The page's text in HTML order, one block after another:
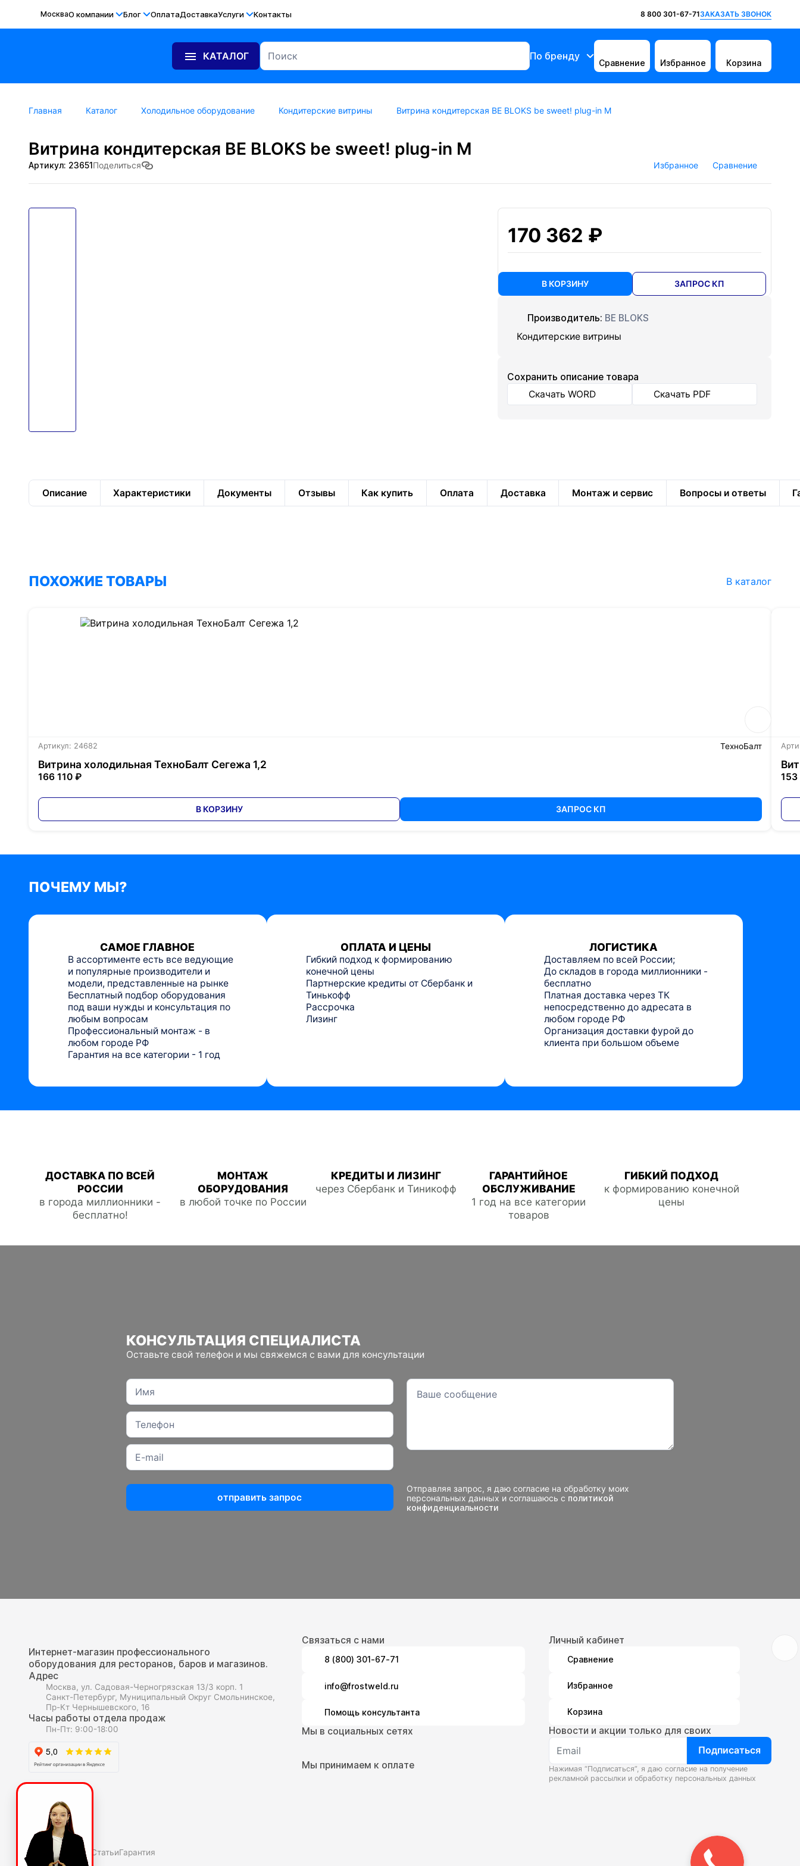
МоскваО компании Блог ОплатаДоставкаУслуги Контакты 8 800 301-67-71ЗАКАЗАТЬ ЗВОНОК
КАТАЛОГ По бренду
Сравнение Избранное Корзина
Главная Каталог Холодильное оборудование Кондитерские витрины Витрина кондитерская BE BLOKS be sweet! plug-in M
Витрина кондитерская BE BLOKS be sweet! plug-in M
Артикул: 23651Поделиться Избранное Сравнение
170 362 ₽
В КОРЗИНУ ЗАПРОС КП
Производитель: BE BLOKS
Кондитерские витрины
Cохранить описание товара
Скачать WORD
Скачать PDF
Описание Характеристики Документы Отзывы Как купить Оплата Доставка Монтаж и сервис Вопросы и ответы
ПОХОЖИЕ ТОВАРЫ В каталог
Артикул: 24682 ТехноБалт
Витрина холодильная ТехноБалт Сегежа 1,2
166 110 ₽
В КОРЗИНУ ЗАПРОС КП
ПОЧЕМУ МЫ?
САМОЕ ГЛАВНОЕ
В ассортименте есть все ведующие
и популярные производители и
модели, представленные на рынке
Бесплатный подбор оборудования
под ваши нужды и консультация по
любым вопросам
Профессиональный монтаж - в
любом городе РФ
Гарантия на все категории - 1 год
ОПЛАТА И ЦЕНЫ
Гибкий подход к формированию
конечной цены
Партнерские кредиты от Сбербанк и
Тинькофф
Рассрочка
Лизинг
ЛОГИСТИКА
Доставляем по всей России;
До складов в города миллионники -
бесплатно
Платная доставка через ТК
непосредственно до адресата в
любом городе РФ
Организация доставки фурой до
клиента при большом объеме
ДОСТАВКА ПО ВСЕЙ
РОССИИ
в города миллионники -
бесплатно!
МОНТАЖ
ОБОРУДОВАНИЯ
в любой точке по России
КРЕДИТЫ И ЛИЗИНГ
через Сбербанк и Тиникофф
ГАРАНТИЙНОЕ
ОБСЛУЖИВАНИЕ
1 год на все категории
товаров
ГИБКИЙ ПОДХОД
к формированию конечной
цены
КОНСУЛЬТАЦИЯ СПЕЦИАЛИСТА
Оставьте свой телефон и мы свяжемся с вами для консультации
отправить запрос
Отправляя запрос, я даю согласие на обработку моих
персональных данных и соглашаюсь с политикой
конфиденциальности
Интернет-магазин профессионального
оборудования для ресторанов, баров и магазинов.
Адрес
Москва, ул. Садовая-Черногрязская 13/3 корп. 1
Санкт-Петербург, Муниципальный Округ Смольнинское,
Пр-Кт Чернышевского, 16
Часы работы отдела продаж
Пн-Пт: 9:00-18:00
О компаниии
О нас
Полезное
Скидки и акции СтатьиГарантия
Связаться с нами
8 (800) 301-67-71
info@frostweld.ru
Помощь консультанта
Мы в социальных сетях
Мы принимаем к оплате
Личный кабинет
Сравнение
Избранное
Корзина
Новости и акции только для своих
Подписаться
Нажимая “Подписаться”, я даю согласие на получение
рекламной рассылки и обработку персональных данных
Закажите